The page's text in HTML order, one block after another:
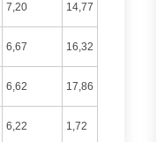
7,20 14,77
6,67 16,32
6,62 17,86
6,22 1,72